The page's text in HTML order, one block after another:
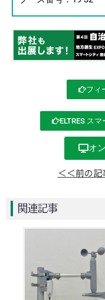
フィ
ELTRES ス
オ
＜＜前の記
関連記事